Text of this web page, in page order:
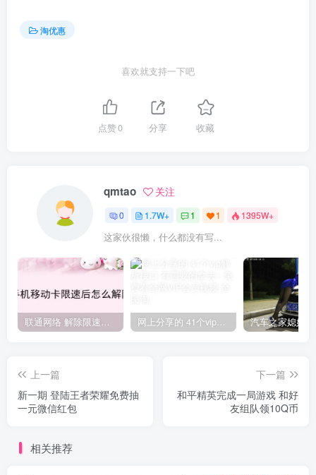
淘优惠
喜欢就支持一下吧
点赞0 分享 收藏
qmtao 关注
0 1.7W+ 1 1 1395W+
这家伙很懒，什么都没有写...
联通网络 解除限速方法参考！畅享、畅玩、老白干等及其它地区自测了 网上分享的 41个vip解析接口 有需要的拿去~ 免费看全网VIP会员视频
上一篇
新一期 登陆王者荣耀免费抽
一元微信红包
下一篇
和平精英完成一局游戏 和好
友组队领10Q币
相关推荐